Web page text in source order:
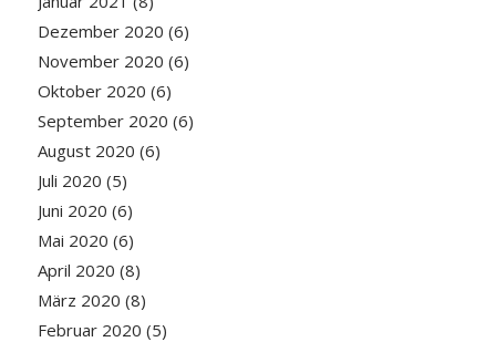
Dezember 2020 (6)
November 2020 (6)
Oktober 2020 (6)
September 2020 (6)
August 2020 (6)
Juli 2020 (5)
Juni 2020 (6)
Mai 2020 (6)
April 2020 (8)
März 2020 (8)
Februar 2020 (5)